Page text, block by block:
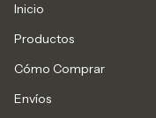
Inicio
Productos
Cómo Comprar
Envíos